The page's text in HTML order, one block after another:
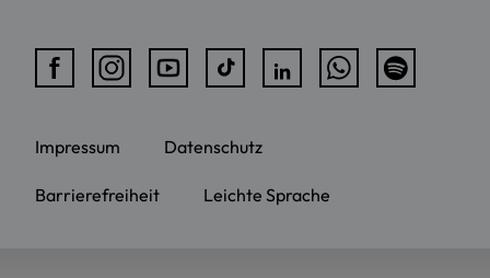
Impressum Datenschutz
Barrierefreiheit Leichte Sprache